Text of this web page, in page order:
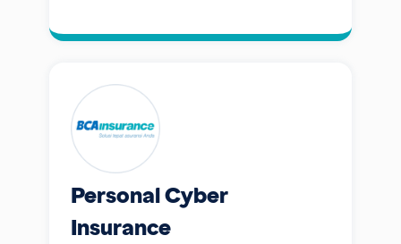
Personal Cyber
Insurance